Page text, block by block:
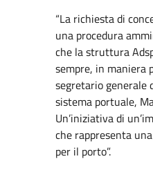
“La richiesta di
una procedura
che la struttura
sempre, in maniera
segretario generale
sistema portuale,
Un’iniziativa di
che rappresenta
per il porto”.